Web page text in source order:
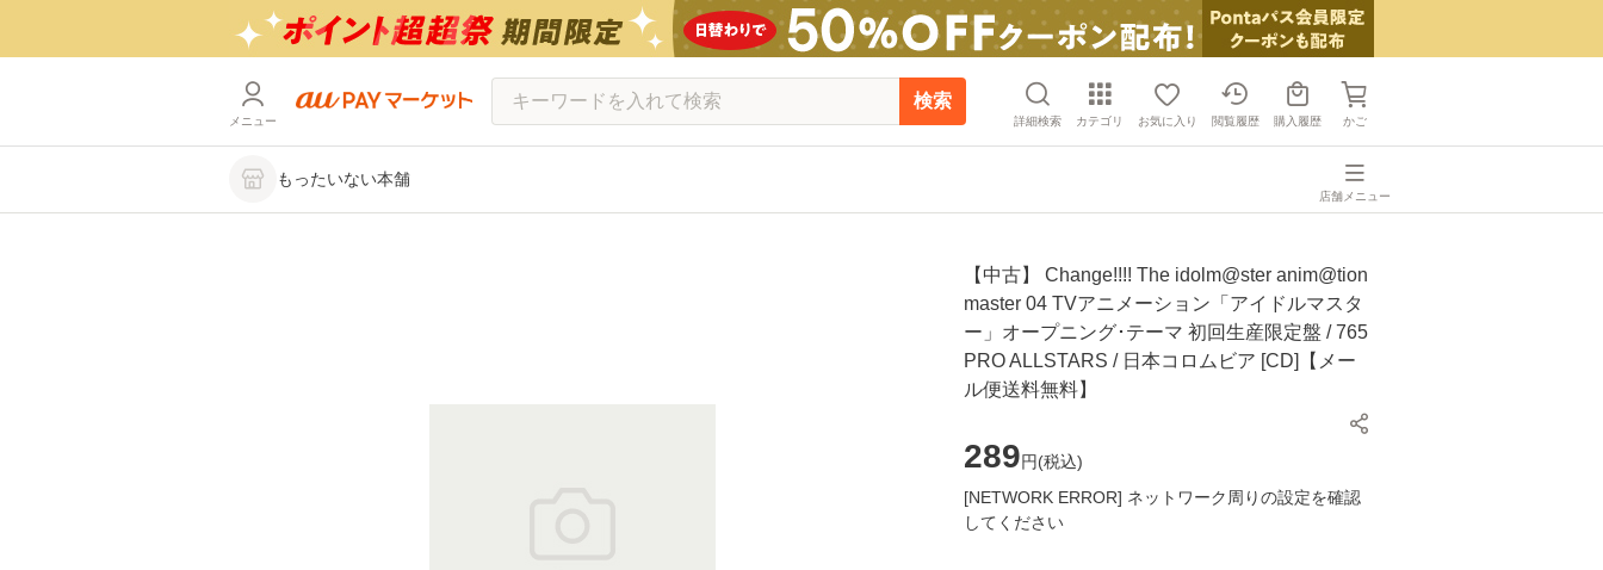
メニュー
検索
詳細検索 カテゴリ お気に入り 閲覧履歴 購入履歴 かご
もったいない本舗
店舗メニュー
【中古】 Change!!!! The idolm@ster anim@tion
master 04 TVアニメーション「アイドルマスタ
ー」オープニング･テーマ 初回生産限定盤 / 765
PRO ALLSTARS / 日本コロムビア [CD]【メー
ル便送料無料】
289円(税込)
[NETWORK ERROR] ネットワーク周りの設定を確認
してください